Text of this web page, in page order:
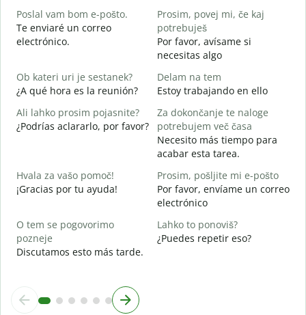
Poslal vam bom e-pošto.
Te enviaré un correo
electrónico.
Prosim, povej mi, če kaj
potrebuješ
Por favor, avísame si
necesitas algo
Ob kateri uri je sestanek?
¿A qué hora es la reunión?
Delam na tem
Estoy trabajando en ello
Ali lahko prosim pojasnite?
¿Podrías aclararlo, por favor?
Za dokončanje te naloge
potrebujem več časa
Necesito más tiempo para
acabar esta tarea.
Hvala za vašo pomoč!
¡Gracias por tu ayuda!
Prosim, pošljite mi e-pošto
Por favor, envíame un correo
electrónico
O tem se pogovorimo
pozneje
Discutamos esto más tarde.
Lahko to ponoviš?
¿Puedes repetir eso?